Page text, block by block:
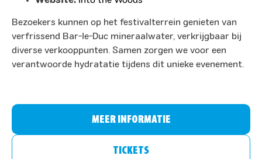
Bezoekers kunnen op het festivalterrein genieten van
verfrissend Bar-le-Duc mineraalwater, verkrijgbaar bij
diverse verkooppunten. Samen zorgen we voor een
verantwoorde hydratatie tijdens dit unieke evenement.​
MEER INFORMATIE
TICKETS